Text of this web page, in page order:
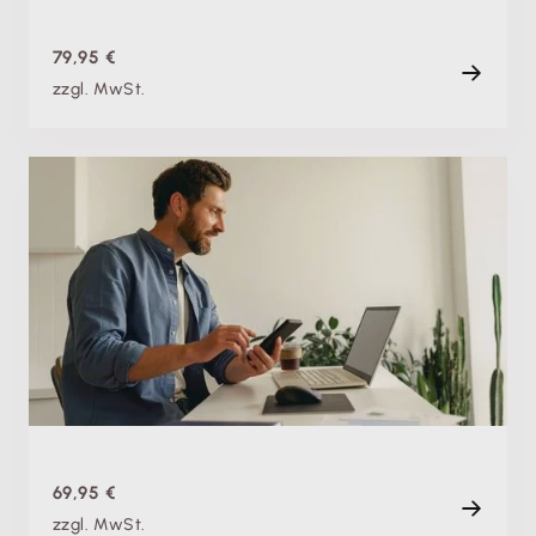
79,95 €
zzgl. MwSt.
Fachschulung
Steueränderungen 2027: Wichtige Neuerungen für
Unternehmen
Di. 19.01.2027, 09:00 Uhr+ weitere Termine
Live
69,95 €
zzgl. MwSt.